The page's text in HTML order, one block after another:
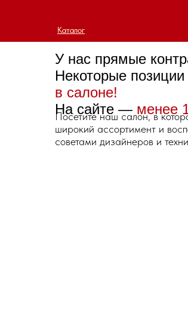
Каталог
Каталог
У нас прямые
Некоторые
в салоне!
На сайте — менее
Посетите наш салон, в
широкий ассортимент и
советами дизайнеров и